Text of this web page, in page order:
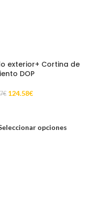
exterior+ Cortina de
DOP
€ 124.58€
opciones